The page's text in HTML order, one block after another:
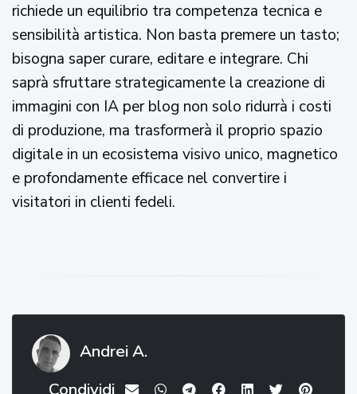
richiede un equilibrio tra competenza tecnica e
sensibilità artistica. Non basta premere un tasto;
bisogna saper curare, editare e integrare. Chi
saprà sfruttare strategicamente la creazione di
immagini con IA per blog non solo ridurrà i costi
di produzione, ma trasformerà il proprio spazio
digitale in un ecosistema visivo unico, magnetico
e profondamente efficace nel convertire i
visitatori in clienti fedeli.
Andrei A.
Condividi